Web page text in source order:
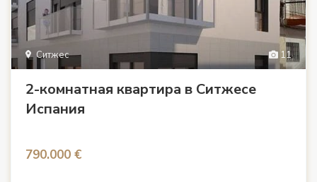
11
Ситжес
2-комнатная квартира в Ситжесе
Испания
790.000 €